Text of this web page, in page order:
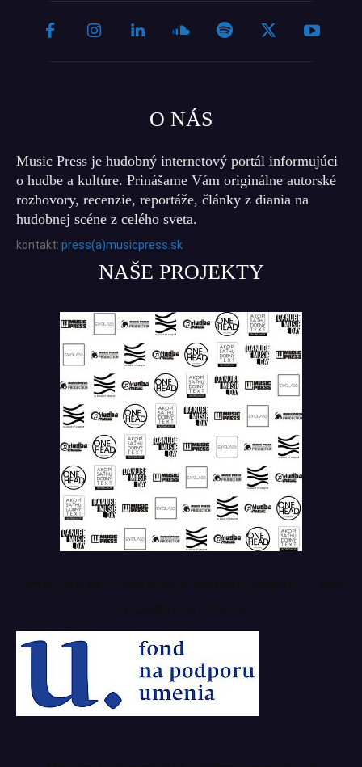
O NÁS
Music Press je hudobný internetový portál informujúci
o hudbe a kultúre. Prinášame Vám originálne autorské
rozhovory, recenzie, reportáže, články z diania na
hudobnej scéne z celého sveta.
kontakt: press(a)musicpress.sk
NAŠE PROJEKTY